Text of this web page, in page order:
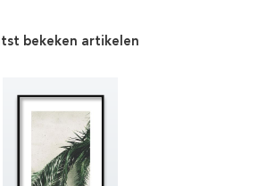
bekeken artikelen